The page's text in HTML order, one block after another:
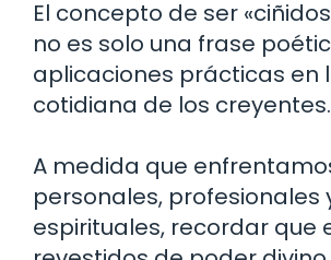
El concepto de ser
no es solo una frase
aplicaciones prácticas en
cotidiana de los creyentes.
A medida que
personales, profesionales
espirituales, recordar que